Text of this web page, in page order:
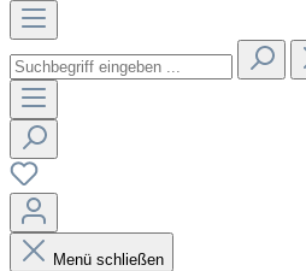
Menü schließen